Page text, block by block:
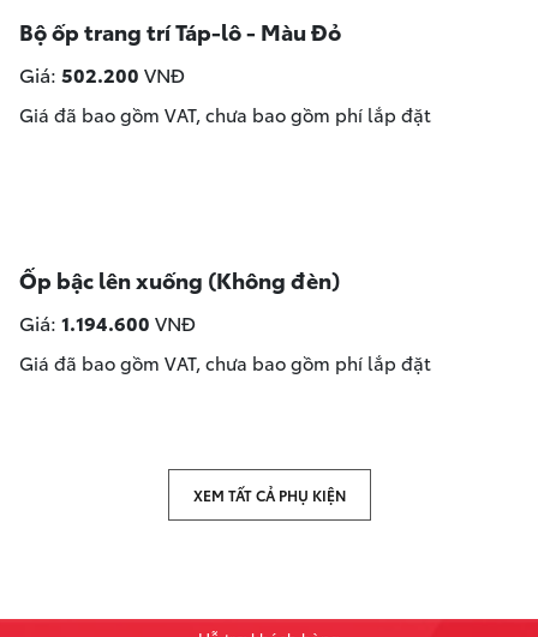
Bộ ốp trang trí Táp-lô - Màu Đỏ
Giá: 502.200 VNĐ
Giá đã bao gồm VAT, chưa bao gồm phí lắp đặt
Ốp bậc lên xuống (Không đèn)
Giá: 1.194.600 VNĐ
Giá đã bao gồm VAT, chưa bao gồm phí lắp đặt
XEM TẤT CẢ PHỤ KIỆN